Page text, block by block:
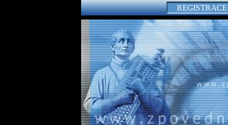
REGISTRACE